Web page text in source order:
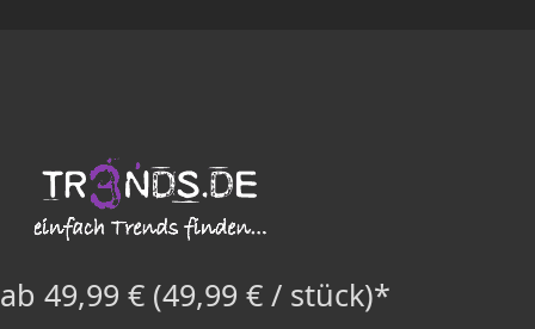
ab 49,99 € (49,99 € / stück)*